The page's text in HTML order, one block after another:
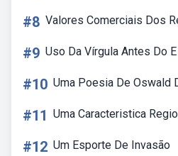
#8 Valores Comerciais Dos
#9 Uso Da Vírgula Antes Do E
#10 Uma Poesia De Oswald
#11 Uma Caracteristica
#12 Um Esporte De Invasão